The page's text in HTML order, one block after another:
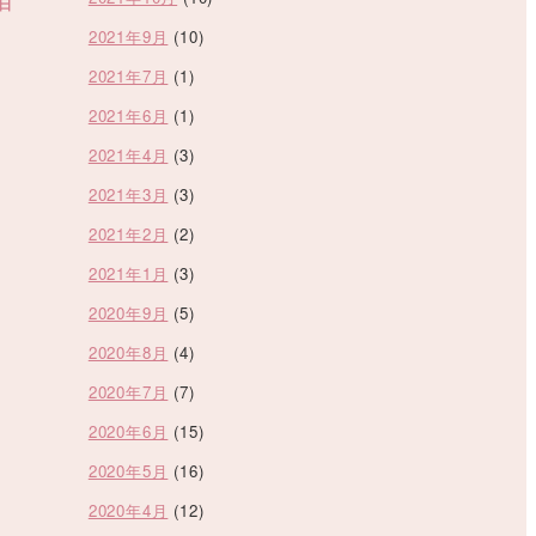
2021年9月 (10)
2021年7月 (1)
2021年6月 (1)
2021年4月 (3)
2021年3月 (3)
2021年2月 (2)
2021年1月 (3)
2020年9月 (5)
2020年8月 (4)
2020年7月 (7)
2020年6月 (15)
2020年5月 (16)
2020年4月 (12)